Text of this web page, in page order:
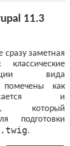
11.3
заметная
вида
как
и
, который
подготовки
.